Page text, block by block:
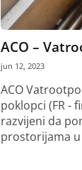
ACO –
jun 12, 2023
ACO
poklopci (FR -
razvijeni da
prostorijama u